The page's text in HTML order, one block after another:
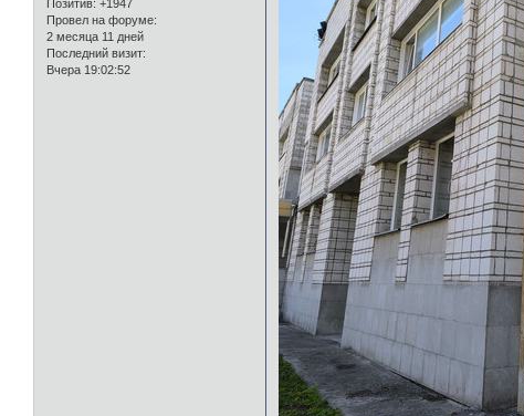
Позитив: +1947
Провел на форуме:
2 месяца 11 дней
Последний визит:
Вчера 19:02:52